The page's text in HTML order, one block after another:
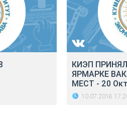
КИЭП
ЯРМАРКЕ
МЕСТ - 20
10.07.2018